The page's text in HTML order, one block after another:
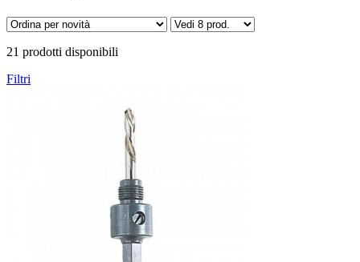
21 prodotti disponibili
Filtri